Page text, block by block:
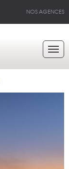
NOS AGENCES